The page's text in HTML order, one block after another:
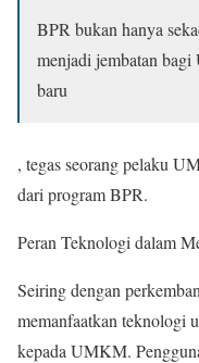
BPR bukan hanya
menjadi jembatan
baru
, tegas seorang pelaku
dari program BPR.
Peran Teknologi dalam
Seiring dengan
memanfaatkan teknologi
kepada UMKM.